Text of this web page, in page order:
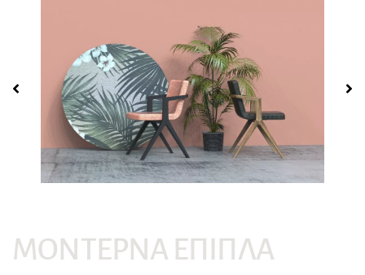
ΜΟΝΤΈΡΝΑ ΈΠΙΠΛΑ
Προϊόν
Ονοματεπώνυμο*